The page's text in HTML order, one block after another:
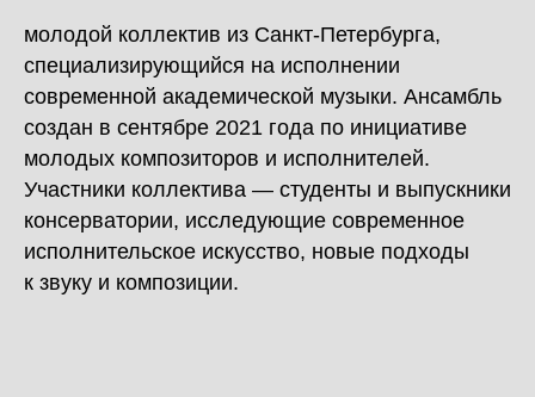
молодой коллектив из Санкт-Петербурга,
специализирующийся на исполнении
современной академической музыки. Ансамбль
создан в сентябре 2021 года по инициативе
молодых композиторов и исполнителей.
Участники коллектива — студенты и выпускники
консерватории, исследующие современное
исполнительское искусство, новые подходы
к звуку и композиции.